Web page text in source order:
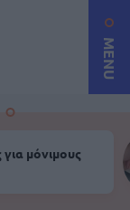
MENU
μόνιμους